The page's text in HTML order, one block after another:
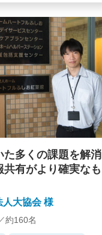
多くの課題を解消
共有がより確実なも
人大協会 様
約160名